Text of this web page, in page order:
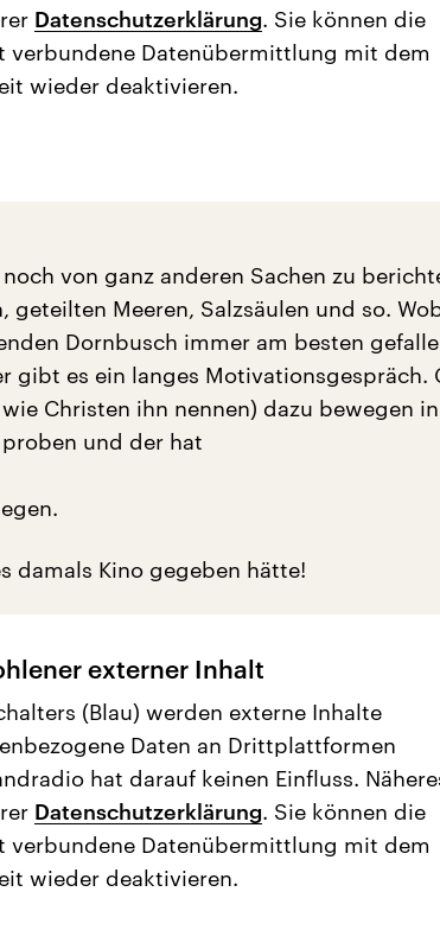
Datenschutzerklärung. Sie können die
verbundene Datenübermittlung mit dem
wieder deaktivieren.
von ganz anderen Sachen zu
geteilten Meeren, Salzsäulen und so.
Dornbusch immer am besten
gibt es ein langes Motivationsgespräch.
Christen ihn nennen) dazu bewegen in
und der hat
damals Kino gegeben hätte!
externer Inhalt
(Blau) werden externe Inhalte
Daten an Drittplattformen
hat darauf keinen Einfluss.
Datenschutzerklärung. Sie können die
verbundene Datenübermittlung mit dem
wieder deaktivieren.